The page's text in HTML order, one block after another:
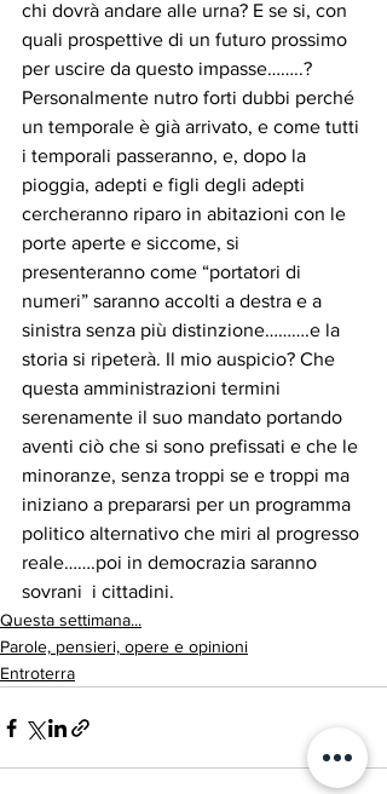
chi dovrà andare alle urna? E se si, con
quali prospettive di un futuro prossimo
per uscire da questo impasse……..?
Personalmente nutro forti dubbi perché
un temporale è già arrivato, e come tutti
i temporali passeranno, e, dopo la
pioggia, adepti e figli degli adepti
cercheranno riparo in abitazioni con le
porte aperte e siccome, si
presenteranno come “portatori di
numeri” saranno accolti a destra e a
sinistra senza più distinzione……….e la
storia si ripeterà. Il mio auspicio? Che
questa amministrazioni termini
serenamente il suo mandato portando
aventi ciò che si sono prefissati e che le
minoranze, senza troppi se e troppi ma
iniziano a prepararsi per un programma
politico alternativo che miri al progresso
reale…….poi in democrazia saranno
sovrani  i cittadini.
Questa settimana...
Parole, pensieri, opere e opinioni
Entroterra